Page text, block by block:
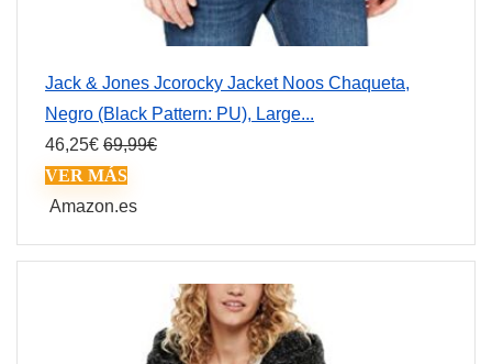
Jack & Jones Jcorocky Jacket Noos Chaqueta,
Negro (Black Pattern: PU), Large...
46,25€ 69,99€
VER MÁS
Amazon.es